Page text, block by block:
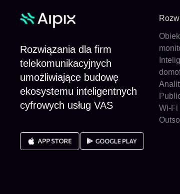
Rozwiązania dla firm
telekomunikacyjnych
umożliwiające budowę
ekosystemu inteligentnych
cyfrowych usług VAS
Wi-Fi